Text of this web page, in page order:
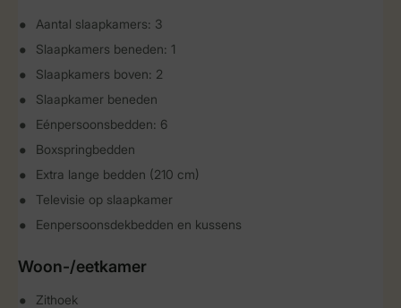
Aantal slaapkamers: 3
Slaapkamers beneden: 1
Slaapkamers boven: 2
Slaapkamer beneden
Eénpersoonsbedden: 6
Boxspringbedden
Extra lange bedden (210 cm)
Televisie op slaapkamer
Eenpersoonsdekbedden en kussens
Woon-/eetkamer
Zithoek